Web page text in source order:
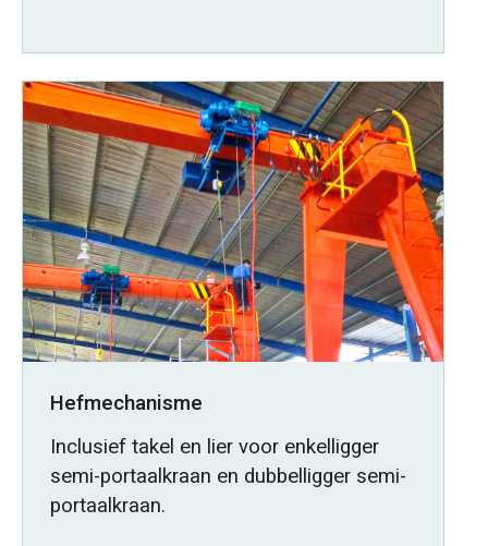
Hefmechanisme
Inclusief takel en lier voor enkelligger
semi-portaalkraan en dubbelligger semi-
portaalkraan.